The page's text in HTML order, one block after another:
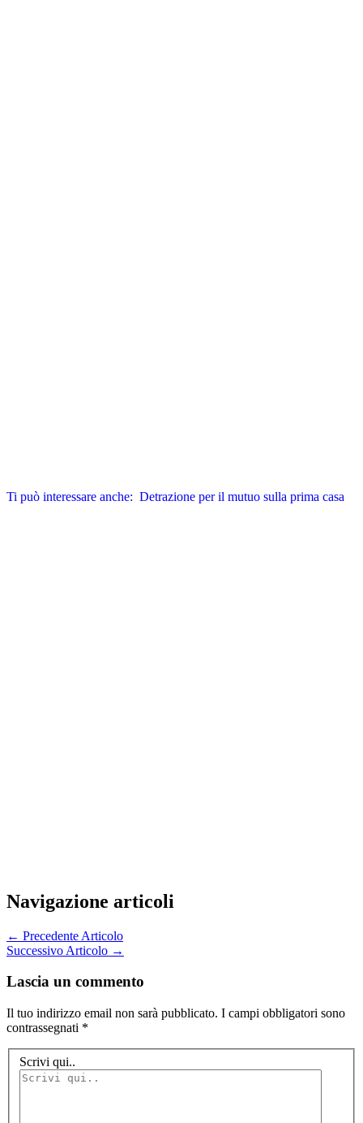
Ti può interessare anche: Detrazione per il mutuo sulla prima casa
Navigazione articoli
← Precedente Articolo
Successivo Articolo →
Lascia un commento
Il tuo indirizzo email non sarà pubblicato. I campi obbligatori sono
contrassegnati *
Scrivi qui..